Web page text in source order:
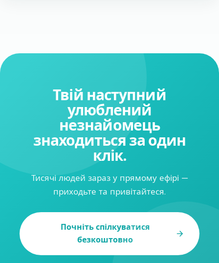
Твій наступний
улюблений
незнайомець
знаходиться за один
клік.
Тисячі людей зараз у прямому ефірі —
приходьте та привітайтеся.
Почніть спілкуватися
безкоштовно